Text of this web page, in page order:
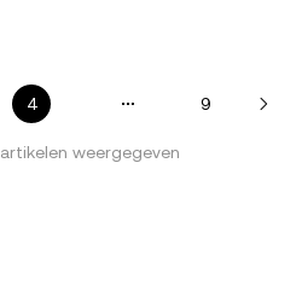
4 9
artikelen weergegeven